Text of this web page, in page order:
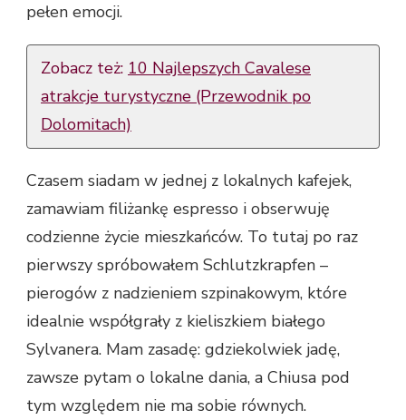
pełen emocji.
Zobacz też: 10 Najlepszych Cavalese
atrakcje turystyczne (Przewodnik po
Dolomitach)
Czasem siadam w jednej z lokalnych kafejek,
zamawiam filiżankę espresso i obserwuję
codzienne życie mieszkańców. To tutaj po raz
pierwszy spróbowałem Schlutzkrapfen –
pierogów z nadzieniem szpinakowym, które
idealnie współgrały z kieliszkiem białego
Sylvanera. Mam zasadę: gdziekolwiek jadę,
zawsze pytam o lokalne dania, a Chiusa pod
tym względem nie ma sobie równych.